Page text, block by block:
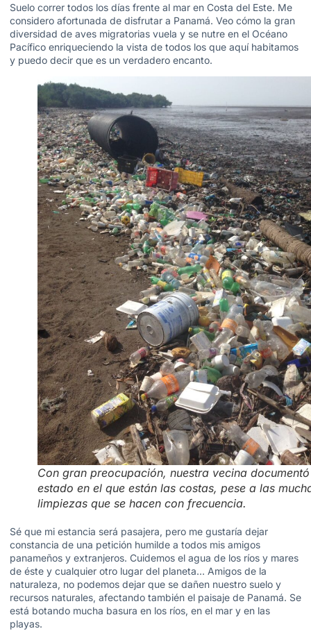
Suelo correr todos los días frente al mar en Costa del Este. Me
considero afortunada de disfrutar a Panamá. Veo cómo la gran
diversidad de aves migratorias vuela y se nutre en el Océano
Pacífico enriqueciendo la vista de todos los que aquí habitamos
y puedo decir que es un verdadero encanto.
Con gran preocupación, nuestra vecina
estado en el que están las costas, pese a las
limpiezas que se hacen con frecuencia.
Sé que mi estancia será pasajera, pero me gustaría dejar
constancia de una petición humilde a todos mis amigos
panameños y extranjeros. Cuidemos el agua de los ríos y mares
de éste y cualquier otro lugar del planeta… Amigos de la
naturaleza, no podemos dejar que se dañen nuestro suelo y
recursos naturales, afectando también el paisaje de Panamá. Se
está botando mucha basura en los ríos, en el mar y en las
playas.